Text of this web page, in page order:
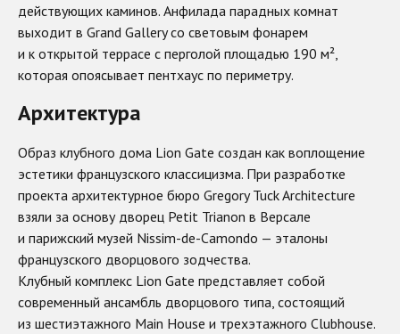
действующих каминов. Анфилада парадных комнат
выходит в Grand Gallery со световым фонарем
и к открытой террасе с перголой площадью 190 м²,
которая опоясывает пентхаус по периметру.
Архитектура
Образ клубного дома Lion Gate создан как воплощение
эстетики французского классицизма. При разработке
проекта архитектурное бюро Gregory Tuck Architecture
взяли за основу дворец Petit Trianon в Версале
и парижский музей Nissim-de-Camondo — эталоны
французского дворцового зодчества.
Клубный комплекс Lion Gate представляет собой
современный ансамбль дворцового типа, состоящий
из шестиэтажного Main House и трехэтажного Clubhouse.